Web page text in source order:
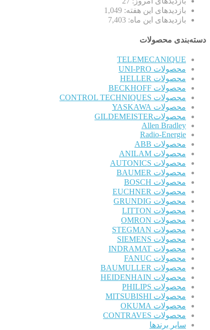
بازدیدهای این هفته: 1,049
بازدیدهای این ماه: 7,403
دسته‌بندی محصولات
TELEMECANIQUE
محصولات UNI-PRO
محصولات HELLER
محصولات BECKHOFF
محصولات CONTROL TECHNIQUES
محصولات YASKAWA
محصولاتGILDEMEISTER
Allen Bradley
Radio-Energie
محصولات ABB
محصولات ANILAM
محصولات AUTONICS
محصولات BAUMER
محصولات BOSCH
محصولات EUCHNER
محصولات GRUNDIG
محصولات LITTON
محصولات OMRON
محصولات STEGMAN
محصولات SIEMENS
محصولات INDRAMAT
محصولات FANUC
محصولات BAUMULLER
محصولات HEIDENHAIN
محصولات PHILIPS
محصولات MITSUBISHI
محصولات OKUMA
محصولات CONTRAVES
سایر برندها